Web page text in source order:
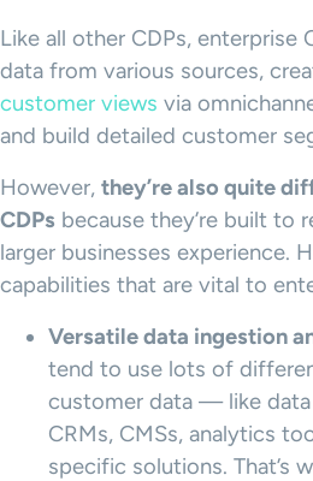
Like all other CDPs, enterprise
data from various sources,
customer views via
and build detailed customer
However, they’re also quite
CDPs because they’re built to
larger businesses experience.
capabilities that are vital to
Versatile data ingestion
tend to use lots of
customer data — like data
CRMs, CMSs, analytics
specific solutions. That’s